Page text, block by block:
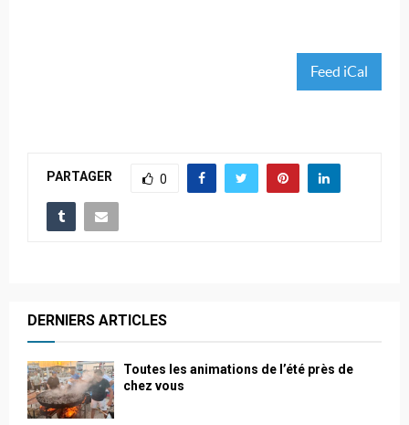
Feed iCal
PARTAGER 0
DERNIERS ARTICLES
Toutes les animations de l’été près de
chez vous